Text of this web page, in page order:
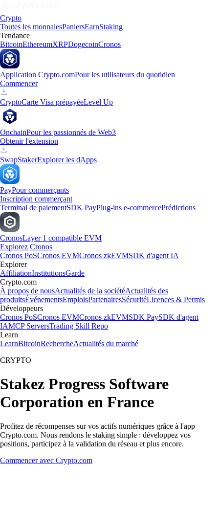
Crypto
Toutes les monnaiesPaniersEarnStaking
Tendance
BitcoinEthereumXRPDogecoinCronos
Application Crypto.comPour les utilisateurs du quotidien
Commencer
CryptoCarte Visa prépayéeLevel Up
OnchainPour les passionnés de Web3
Obtenir l'extension
SwapStakerExplorer les dApps
PayPour commerçants
Inscription commerçant
Terminal de paiementSDK PayPlug-ins e-commercePrédictions
CronosLayer 1 compatible EVM
Explorez Cronos
Cronos PoSCronos EVMCronos zkEVMSDK d'agent IA
Explorer
AffiliationInstitutionsGarde
Crypto.com
À propos de nousActualités de la sociétéActualités des
produitsÉvénementsEmploisPartenairesSécuritéLicences & Permis
Développeurs
Cronos PoSCronos EVMCronos zkEVMSDK PaySDK d'agent
IAMCP ServersTrading Skill Repo
Learn
LearnBitcoinRechercheActualités du marché
CRYPTO
Stakez Progress Software
Corporation en France
Profitez de récompenses sur vos actifs numériques grâce à l'app
Crypto.com. Nous rendons le staking simple : développez vos
positions, participez à la validation du réseau et plus encore.
Commencer avec Crypto.com